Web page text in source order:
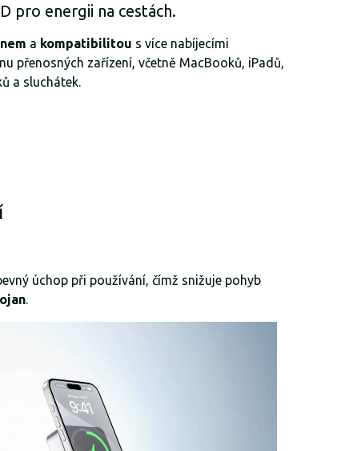
pro energii na cestách.
a kompatibilitou s více nabíjecími
přenosných zařízení, včetně MacBooků, iPadů,
a sluchátek.
úchop při používání, čímž snižuje pohyb
.